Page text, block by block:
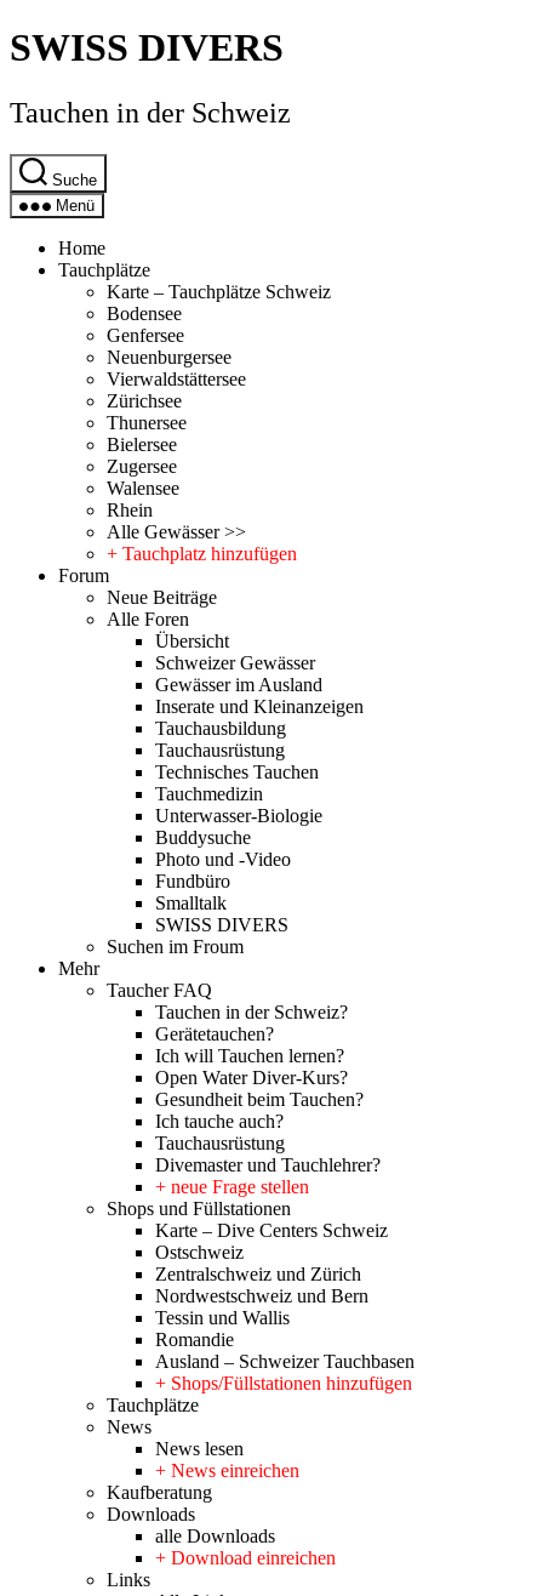
Direkt
zum
wechseln
SWISS DIVERS
Tauchen in der Schweiz
Suche
Menü
Home
Tauchplätze
Karte – Tauchplätze Schweiz
Bodensee
Genfersee
Neuenburgersee
Vierwaldstättersee
Zürichsee
Thunersee
Bielersee
Zugersee
Walensee
Rhein
Alle Gewässer >>
+ Tauchplatz hinzufügen
Forum
Neue Beiträge
Alle Foren
Übersicht
Schweizer Gewässer
Gewässer im Ausland
Inserate und Kleinanzeigen
Tauchausbildung
Tauchausrüstung
Technisches Tauchen
Tauchmedizin
Unterwasser-Biologie
Buddysuche
Photo und -Video
Fundbüro
Smalltalk
SWISS DIVERS
Suchen im Froum
Mehr
Taucher FAQ
Tauchen in der Schweiz?
Gerätetauchen?
Ich will Tauchen lernen?
Open Water Diver-Kurs?
Gesundheit beim Tauchen?
Ich tauche auch?
Tauchausrüstung
Divemaster und Tauchlehrer?
+ neue Frage stellen
Shops und Füllstationen
Karte – Dive Centers Schweiz
Ostschweiz
Zentralschweiz und Zürich
Nordwestschweiz und Bern
Tessin und Wallis
Romandie
Ausland – Schweizer Tauchbasen
+ Shops/Füllstationen hinzufügen
Tauchplätze
News
News lesen
+ News einreichen
Kaufberatung
Downloads
alle Downloads
+ Download einreichen
Links